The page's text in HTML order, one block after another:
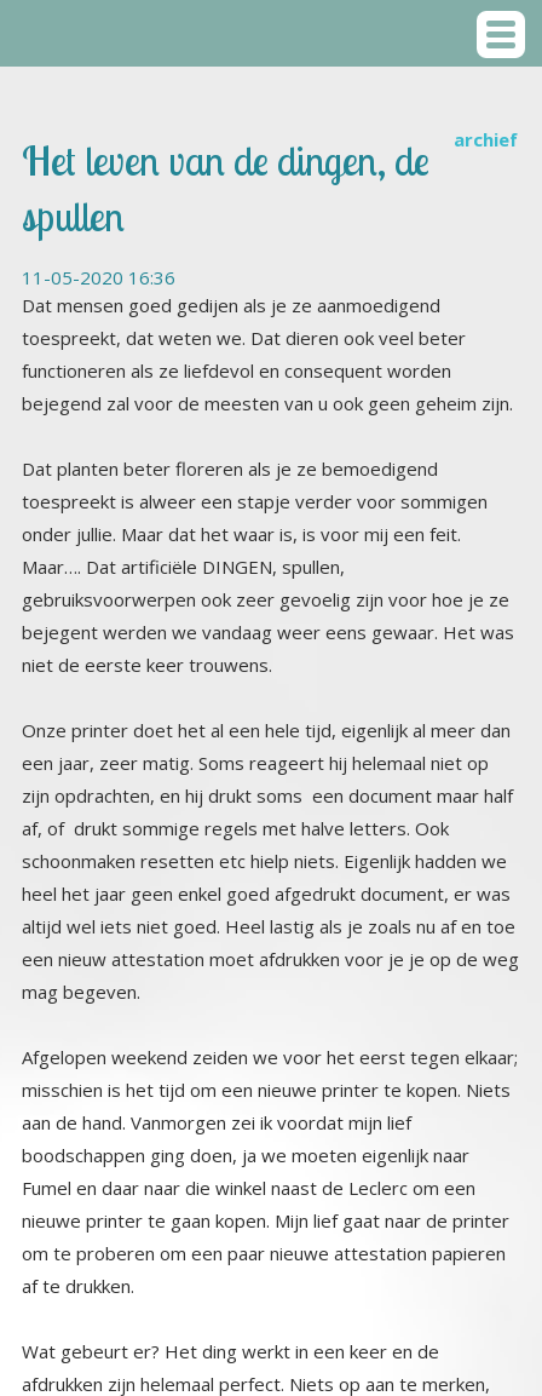
archief
Het leven van de dingen, de
spullen
11-05-2020 16:36
Dat mensen goed gedijen als je ze aanmoedigend
toespreekt, dat weten we. Dat dieren ook veel beter
functioneren als ze liefdevol en consequent worden
bejegend zal voor de meesten van u ook geen geheim zijn.
Dat planten beter floreren als je ze bemoedigend
toespreekt is alweer een stapje verder voor sommigen
onder jullie. Maar dat het waar is, is voor mij een feit.
Maar…. Dat artificiële DINGEN, spullen,
gebruiksvoorwerpen ook zeer gevoelig zijn voor hoe je ze
bejegent werden we vandaag weer eens gewaar. Het was
niet de eerste keer trouwens.
Onze printer doet het al een hele tijd, eigenlijk al meer dan
een jaar, zeer matig. Soms reageert hij helemaal niet op
zijn opdrachten, en hij drukt soms een document maar half
af, of drukt sommige regels met halve letters. Ook
schoonmaken resetten etc hielp niets. Eigenlijk hadden we
heel het jaar geen enkel goed afgedrukt document, er was
altijd wel iets niet goed. Heel lastig als je zoals nu af en toe
een nieuw attestation moet afdrukken voor je je op de weg
mag begeven.
Afgelopen weekend zeiden we voor het eerst tegen elkaar;
misschien is het tijd om een nieuwe printer te kopen. Niets
aan de hand. Vanmorgen zei ik voordat mijn lief
boodschappen ging doen, ja we moeten eigenlijk naar
Fumel en daar naar die winkel naast de Leclerc om een
nieuwe printer te gaan kopen. Mijn lief gaat naar de printer
om te proberen om een paar nieuwe attestation papieren
af te drukken.
Wat gebeurt er? Het ding werkt in een keer en de
afdrukken zijn helemaal perfect. Niets op aan te merken,